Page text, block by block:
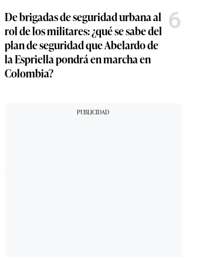
De brigadas de seguridad urbana al
rol de los militares: ¿qué se sabe del
plan de seguridad que Abelardo de
la Espriella pondrá en marcha en
Colombia?
6